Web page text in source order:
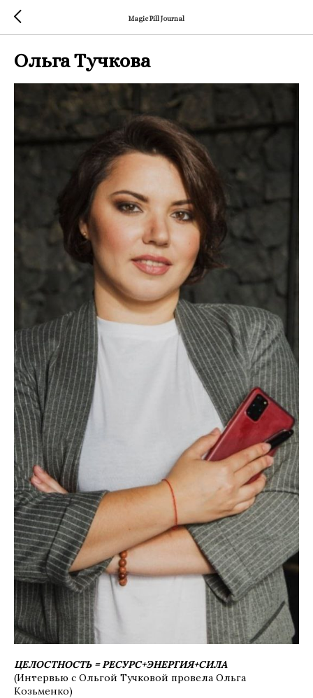
Magic Pill Journal
Ольга Тучкова
ЦЕЛОСТНОСТЬ = РЕСУРС+ЭНЕРГИЯ+СИЛА
(Интервью с Ольгой Тучковой провела Ольга
Козьменко)